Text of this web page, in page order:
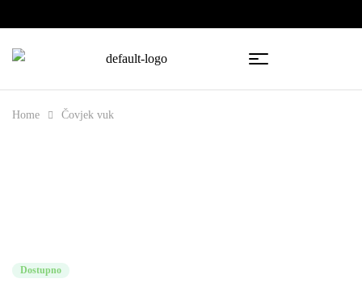
Home Čovjek vuk
Dostupno